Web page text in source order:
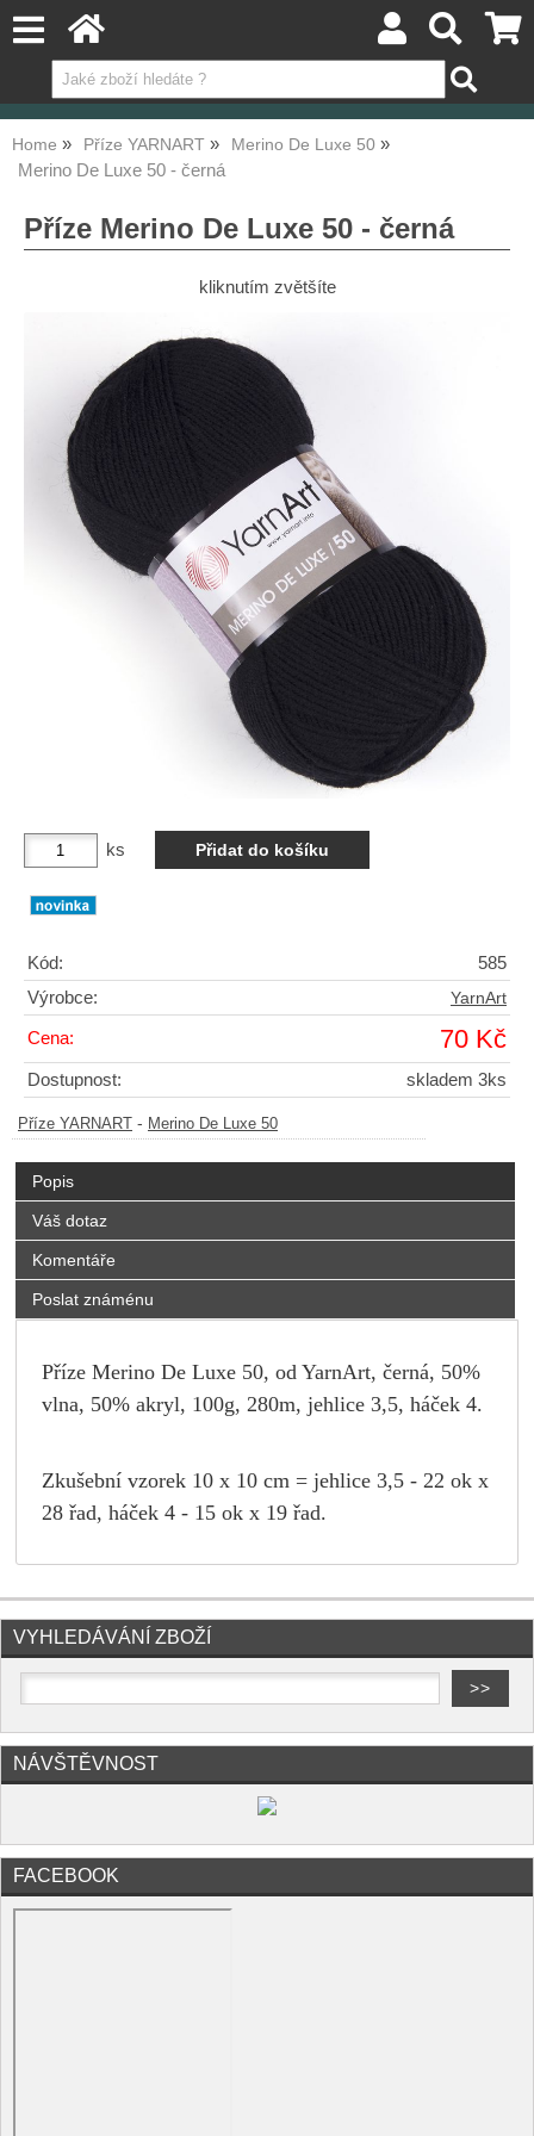
Home Příze YARNART Merino De Luxe 50
Merino De Luxe 50 - černá
Příze Merino De Luxe 50 - černá
kliknutím zvětšíte
ks
Kód:
585
Výrobce:
YarnArt
Cena: 70 Kč
Dostupnost: skladem 3ks
Příze YARNART - Merino De Luxe 50
Popis
Váš dotaz
Komentáře
Poslat známénu
Příze Merino De Luxe 50, od YarnArt, černá, 50%
vlna, 50% akryl, 100g, 280m, jehlice 3,5, háček 4.
Zkušební vzorek 10 x 10 cm = jehlice 3,5 - 22 ok x
28 řad, háček 4 - 15 ok x 19 řad.
VYHLEDÁVÁNÍ ZBOŽÍ
NÁVŠTĚVNOST
FACEBOOK